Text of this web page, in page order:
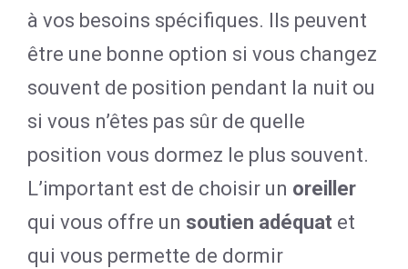
à vos besoins spécifiques. Ils peuvent
être une bonne option si vous changez
souvent de position pendant la nuit ou
si vous n’êtes pas sûr de quelle
position vous dormez le plus souvent.
L’important est de choisir un oreiller
qui vous offre un soutien adéquat et
qui vous permette de dormir